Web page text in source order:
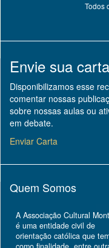
Todos
Envie sua carta
Disponibilizamos esse
comentar nossas
sobre nossas aulas ou
em debate.
Enviar Carta
Quem Somos
A Associação Cultural
é uma entidade civil de
orientação católica que